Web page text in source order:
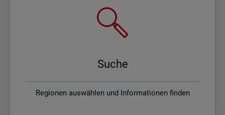
Suche
Regionen auswählen und Informationen finden